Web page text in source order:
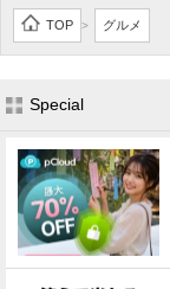
TOP > グルメ
Special